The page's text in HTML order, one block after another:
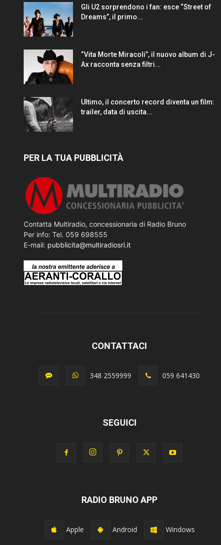
Gli U2 sorprendono i fan: esce “Street of
Dreams”, il primo...
“Vita Morte Miracoli”, il nuovo album di J-
Ax racconta senza filtri...
Ultimo, il concerto record diventa un film:
trailer, data di uscita...
PER LA TUA PUBBLICITÀ
Contatta Multiradio, concessionaria di Radio Bruno
Per info: Tel. 059 698555
E-mail: pubblicita@multiradiosrl.it
CONTATTACI
348 2559999 059 641430
SEGUICI
RADIO BRUNO APP
Apple Android Windows